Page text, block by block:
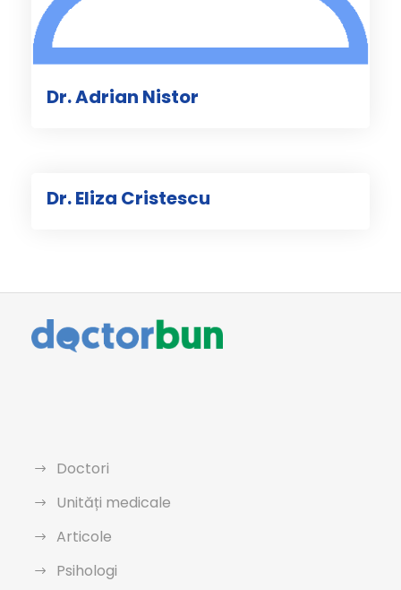
Dr. Adrian Nistor
Dr. Eliza Cristescu
Doctori
Unități medicale
Articole
Psihologi